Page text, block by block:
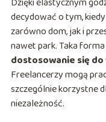
decydować o tym,
zarówno dom, jak i
nawet park. Taka
dostosowanie się
Freelancerzy mogą
szczególnie korzystne
niezależność.